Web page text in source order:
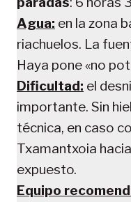
Agua: en la zona
riachuelos. La
Haya pone «no
Dificultad: el
importante. Sin
técnica, en caso
Txamantxoia
expuesto.
Equipo